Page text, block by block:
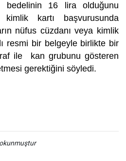
bedelinin 16 lira olduğunu
kartı başvurusunda
nüfus cüzdanı veya kimlik
resmi bir belgeyle birlikte bir
ile kan grubunu gösteren
gerektiğini söyledi.